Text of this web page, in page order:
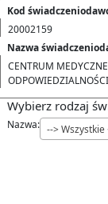
Kod
20002159
Nazwa
CENTRUM
Wybierz rodzaj
Nazwa: --> Wszystkie